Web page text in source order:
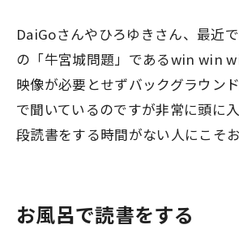
DaiGoさんやひろゆきさん、最近
の「牛宮城問題」であるwin win
映像が必要とせずバックグラウン
で聞いているのですが非常に頭に
段読書をする時間がない人にこそお
お風呂で読書をする